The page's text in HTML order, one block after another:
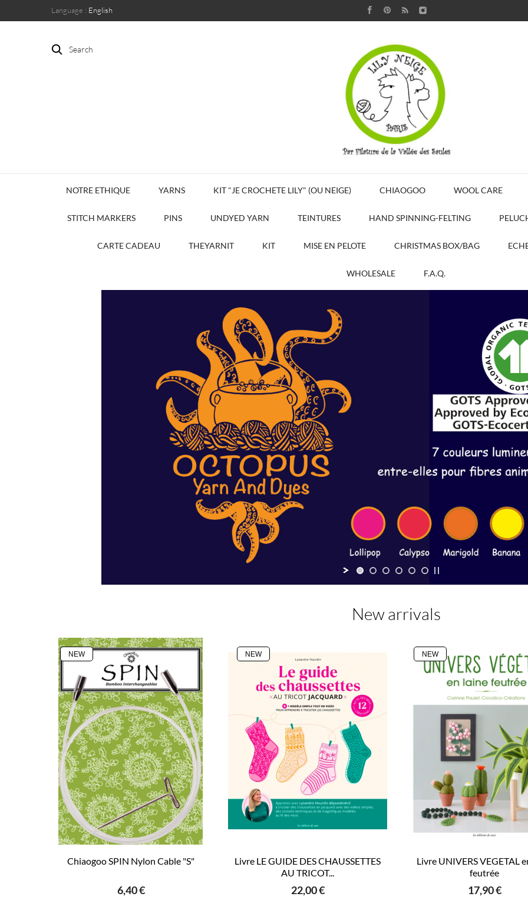
Language : English
Search
NOTRE ETHIQUE YARNS KIT "JE CROCHETE LILY" (OU NEIGE) CHIAOGOO WOOL CARE
STITCH MARKERS PINS UNDYED YARN TEINTURES HAND SPINNING-FELTING
CARTE CADEAU THEYARNIT KIT MISE EN PELOTE CHRISTMAS BOX/BAG
WHOLESALE F.A.Q.
New arrivals
NEW
Chiaogoo SPIN Nylon Cable "S"
6,40 €
NEW
Livre LE GUIDE DES CHAUSSETTES
AU TRICOT...
22,00 €
NEW
Livre UNIVERS VEGETAL
feutrée
17,90 €